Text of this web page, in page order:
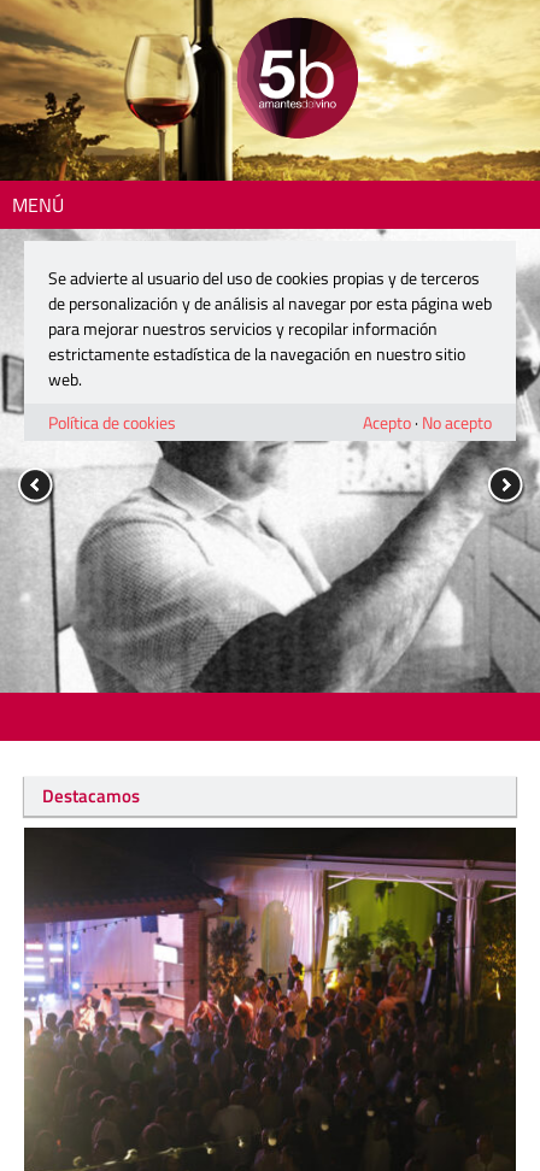
MENÚ
Destacamos
Se advierte al usuario del uso de cookies propias y de terceros
de personalización y de análisis al navegar por esta página web
para mejorar nuestros servicios y recopilar información
estrictamente estadística de la navegación en nuestro sitio
web.
Política de cookies
Acepto· No acepto